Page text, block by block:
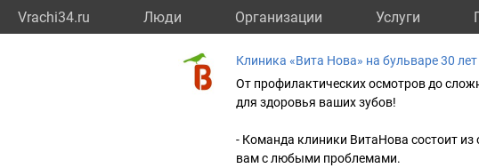
Vrachi34.ru Люди Организации Услуги
Клиника «Вита Нова» на бульваре 30
От профилактических осмотров до
для здоровья ваших зубов!
- Команда клиники ВитаНова состоит
вам с любыми проблемами.